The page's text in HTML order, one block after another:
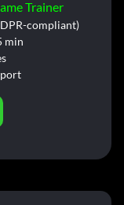
Trainer
compliant)
min